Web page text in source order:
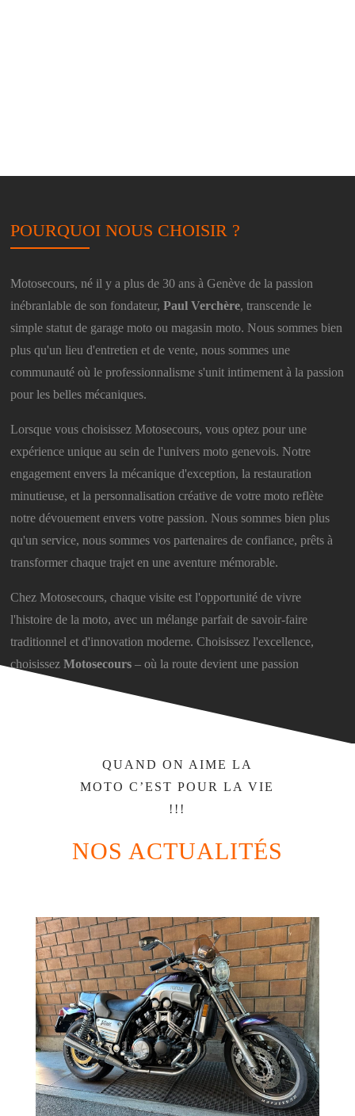
POURQUOI NOUS CHOISIR ?
Motosecours, né il y a plus de 30 ans à Genève de la passion
inébranlable de son fondateur,Paul Verchère, transcende le
simple statut de garage moto ou magasin moto. Nous sommes bien
plus qu'un lieu d'entretien et de vente, nous sommes une
communauté où le professionnalisme s'unit intimement à la passion
pour les belles mécaniques.
Lorsque vous choisissez Motosecours, vous optez pour une
expérience unique au sein de l'univers moto genevois. Notre
engagement envers la mécanique d'exception, la restauration
minutieuse, et la personnalisation créative de votre moto reflète
notre dévouement envers votre passion. Nous sommes bien plus
qu'un service, nous sommes vos partenaires de confiance, prêts à
transformer chaque trajet en une aventure mémorable.
Chez Motosecours, chaque visite est l'opportunité de vivre
l'histoire de la moto, avec un mélange parfait de savoir-faire
traditionnel et d'innovation moderne. Choisissez l'excellence,
choisissezMotosecours– où la route devient une passion
QUAND ON AIME LA
MOTO C’EST POUR LA VIE
!!!
NOS ACTUALITÉS